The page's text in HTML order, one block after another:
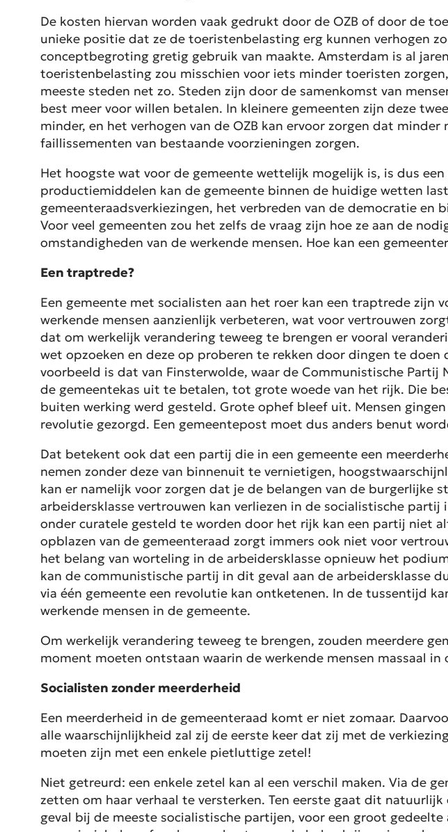
De kosten hiervan worden vaak gedrukt door de OZB of door de
unieke positie dat ze de toeristenbelasting erg kunnen verhogen
conceptbegroting gretig gebruik van maakte. Amsterdam is al
toeristenbelasting zou misschien voor iets minder toeristen
meeste steden net zo. Steden zijn door de samenkomst van
best meer voor willen betalen. In kleinere gemeenten zijn deze
minder, en het verhogen van de OZB kan ervoor zorgen dat
faillissementen van bestaande voorzieningen zorgen.
Het hoogste wat voor de gemeente wettelijk mogelijk is, is dus
productiemiddelen kan de gemeente binnen de huidige wetten
gemeenteraadsverkiezingen, het verbreden van de democratie en
Voor veel gemeenten zou het zelfs de vraag zijn hoe ze aan de
omstandigheden van de werkende mensen. Hoe kan een
Een traptrede?
Een gemeente met socialisten aan het roer kan een traptrede zijn
werkende mensen aanzienlijk verbeteren, wat voor vertrouwen
dat om werkelijk verandering teweeg te brengen er vooral
wet opzoeken en deze op proberen te rekken door dingen te
voorbeeld is dat van Finsterwolde, waar de Communistische
de gemeentekas uit te betalen, tot grote woede van het rijk. Die
buiten werking werd gesteld. Grote ophef bleef uit. Mensen
revolutie gezorgd. Een gemeentepost moet dus anders benut
Dat betekent ook dat een partij die in een gemeente een
nemen zonder deze van binnenuit te vernietigen,
kan er namelijk voor zorgen dat je de belangen van de burgerlijke
arbeidersklasse vertrouwen kan verliezen in de socialistische
onder curatele gesteld te worden door het rijk kan een partij niet
opblazen van de gemeenteraad zorgt immers ook niet voor
het belang van worteling in de arbeidersklasse opnieuw het
kan de communistische partij in dit geval aan de arbeidersklasse
via één gemeente een revolutie kan ontketenen. In de tussentijd
werkende mensen in de gemeente.
Om werkelijk verandering teweeg te brengen, zouden meerdere
moment moeten ontstaan waarin de werkende mensen massaal
Socialisten zonder meerderheid
Een meerderheid in de gemeenteraad komt er niet zomaar.
alle waarschijnlijkheid zal zij de eerste keer dat zij met de
moeten zijn met een enkele pietluttige zetel!
Niet getreurd: een enkele zetel kan al een verschil maken. Via de
zetten om haar verhaal te versterken. Ten eerste gaat dit
geval bij de meeste socialistische partijen, voor een groot